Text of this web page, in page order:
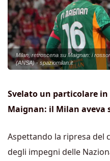
Milan, retroscena su Maignan: i
(ANSA) - spaziomilan.it
Svelato un particolare
Maignan: il Milan aveva
Aspettando la ripresa del
degli impegni delle